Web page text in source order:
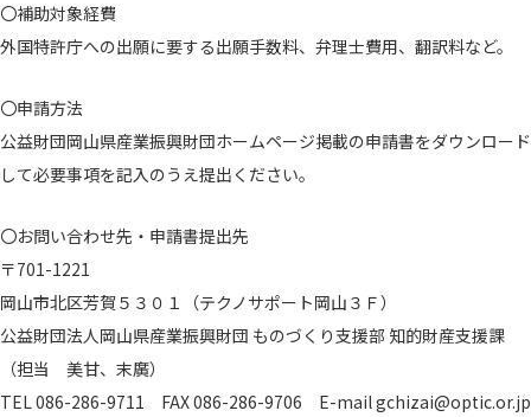
〇補助対象経費
外国特許庁への出願に要する出願手数料、弁理士費用、翻訳料など。
〇申請方法
公益財団岡山県産業振興財団ホームページ掲載の申請書をダウンロード
して必要事項を記入のうえ提出ください。
〇お問い合わせ先・申請書提出先
〒701-1221
岡山市北区芳賀５３０１（テクノサポート岡山３Ｆ）
公益財団法人岡山県産業振興財団 ものづくり支援部 知的財産支援課
（担当 美甘、末廣）
TEL 086-286-9711 FAX 086-286-9706 E-mail gchizai@optic.or.jp